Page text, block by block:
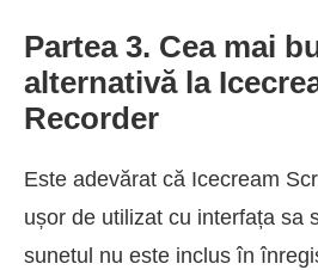
Partea 3. Cea mai
alternativă la
Recorder
Este adevărat că Icecream
ușor de utilizat cu interfața sa
sunetul nu este inclus în